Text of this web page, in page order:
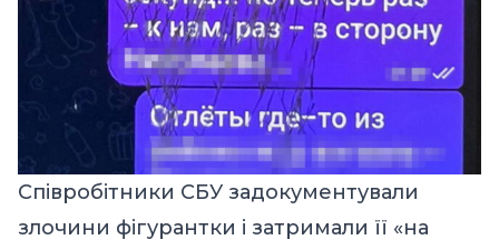
Співробітники СБУ задокументували
злочини фігурантки і затримали її «на